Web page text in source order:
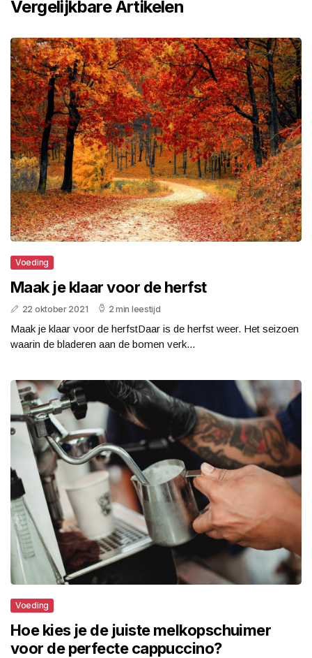
Vergelijkbare Artikelen
Voeding
Maak je klaar voor de herfst
22 oktober 2021 2 min leestijd
Maak je klaar voor de herfstDaar is de herfst weer. Het seizoen
waarin de bladeren aan de bomen verk...
Voeding
Hoe kies je de juiste melkopschuimer
voor de perfecte cappuccino?